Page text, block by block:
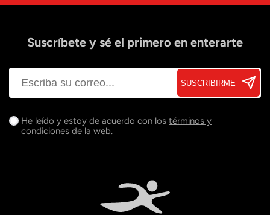
Suscríbete y sé el primero en enterarte
SUSCRIBIRME
He leído y estoy de acuerdo con los términos y
condiciones de la web.